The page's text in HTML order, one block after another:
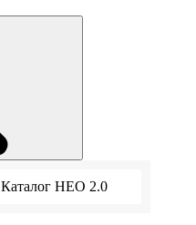
Каталог НЕО 2.0